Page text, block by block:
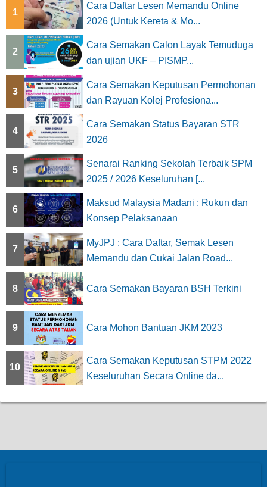
1
Cara Daftar Lesen Memandu Online
2026 (Untuk Kereta & Mo...
2
Cara Semakan Calon Layak Temuduga
dan ujian UKF – PISMP...
3
Cara Semakan Keputusan Permohonan
dan Rayuan Kolej Profesiona...
4
Cara Semakan Status Bayaran STR
2026
5
Senarai Ranking Sekolah Terbaik SPM
2025 / 2026 Keseluruhan [...
6
Maksud Malaysia Madani : Rukun dan
Konsep Pelaksanaan
7
MyJPJ : Cara Daftar, Semak Lesen
Memandu dan Cukai Jalan Road...
8 Cara Semakan Bayaran BSH Terkini
9 Cara Mohon Bantuan JKM 2023
10
Cara Semakan Keputusan STPM 2022
Keseluruhan Secara Online da...